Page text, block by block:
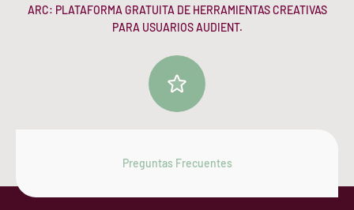
ARC: PLATAFORMA GRATUITA DE HERRAMIENTAS CREATIVAS
PARA USUARIOS AUDIENT.
Preguntas Frecuentes